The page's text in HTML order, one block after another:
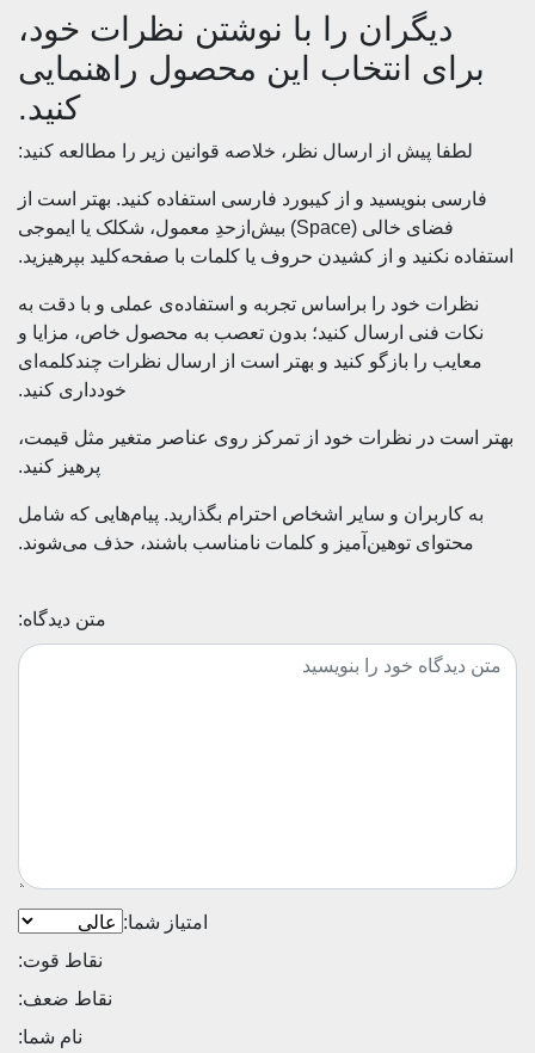
دیگران را با نوشتن نظرات خود،
برای انتخاب این محصول راهنمایی
کنید.
لطفا پیش از ارسال نظر، خلاصه قوانین زیر را مطالعه کنید:
فارسی بنویسید و از کیبورد فارسی استفاده کنید. بهتر است از
فضای خالی (Space) بیش‌از‌حدِ معمول، شکلک یا ایموجی
استفاده نکنید و از کشیدن حروف یا کلمات با صفحه‌کلید بپرهیزید.
نظرات خود را براساس تجربه و استفاده‌ی عملی و با دقت به
نکات فنی ارسال کنید؛ بدون تعصب به محصول خاص، مزایا و
معایب را بازگو کنید و بهتر است از ارسال نظرات چندکلمه‌‌ای
خودداری کنید.
بهتر است در نظرات خود از تمرکز روی عناصر متغیر مثل قیمت،
پرهیز کنید.
به کاربران و سایر اشخاص احترام بگذارید. پیام‌هایی که شامل
محتوای توهین‌آمیز و کلمات نامناسب باشند، حذف می‌شوند.
متن دیدگاه:
امتیاز شما:
نقاط قوت:
نقاط ضعف:
نام شما: